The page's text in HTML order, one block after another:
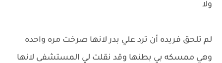
ولا
لم تلحق فريده أن ترد علي بدر لانها صرخت مره واحده
وهي ممسكه بي بطنها وقد نقلت لي المستشفى لانها